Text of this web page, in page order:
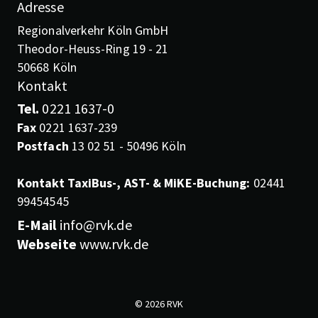
Adresse
Regionalverkehr Köln GmbH
Theodor-Heuss-Ring 19 - 21
50668 Köln
Kontakt
Tel. 0221 1637-0
Fax 0221 1637-239
Postfach 13 02 51 - 50496 Köln
Kontakt TaxiBus-, AST- & MiKE-Buchung: 02441
99454545
E-Mail info@rvk.de
Webseite www.rvk.de
© 2026 RVK